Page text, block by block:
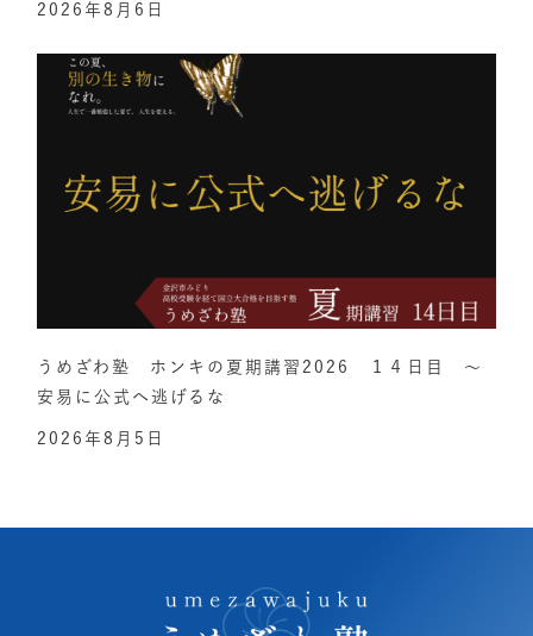
2026年8月6日
うめざわ塾 ホンキの夏期講習2026 １４日目 ～
安易に公式へ逃げるな
2026年8月5日